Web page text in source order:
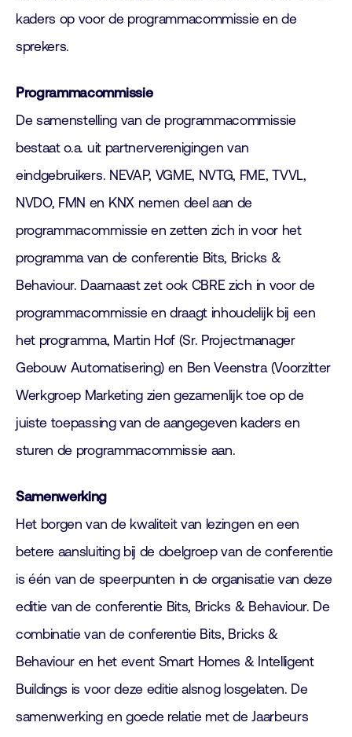
kaders op voor de programmacommissie en de
sprekers.
Programmacommissie
De samenstelling van de programmacommissie
bestaat o.a. uit partnerverenigingen van
eindgebruikers. NEVAP, VGME, NVTG, FME, TVVL,
NVDO, FMN en KNX nemen deel aan de
programmacommissie en zetten zich in voor het
programma van de conferentie Bits, Bricks &
Behaviour. Daarnaast zet ook CBRE zich in voor de
programmacommissie en draagt inhoudelijk bij een
het programma, Martin Hof (Sr. Projectmanager
Gebouw Automatisering) en Ben Veenstra (Voorzitter
Werkgroep Marketing zien gezamenlijk toe op de
juiste toepassing van de aangegeven kaders en
sturen de programmacommissie aan.
Samenwerking
Het borgen van de kwaliteit van lezingen en een
betere aansluiting bij de doelgroep van de conferentie
is één van de speerpunten in de organisatie van deze
editie van de conferentie Bits, Bricks & Behaviour. De
combinatie van de conferentie Bits, Bricks &
Behaviour en het event Smart Homes & Intelligent
Buildings is voor deze editie alsnog losgelaten. De
samenwerking en goede relatie met de Jaarbeurs